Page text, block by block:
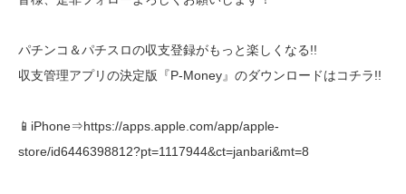
パチンコ＆パチスロの収支登録がもっと楽しくなる!!
収支管理アプリの決定版『P-Money』のダウンロードはコチラ!!
📱iPhone⇒https://apps.apple.com/app/apple-
store/id6446398812?pt=1117944&ct=janbari&mt=8